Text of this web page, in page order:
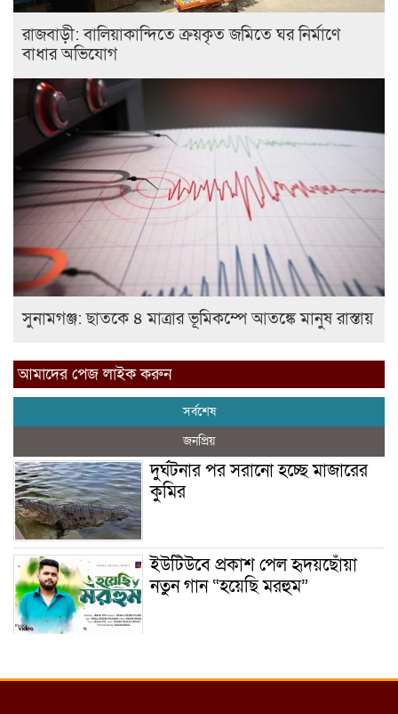
রাজবাড়ী: বালিয়াকান্দিতে ক্রয়কৃত জমিতে ঘর নির্মাণে
বাধার অভিযোগ
সুনামগঞ্জ: ছাতকে ৪ মাত্রার ভূমিকম্পে আতঙ্কে মানুষ রাস্তায়
আমাদের পেজ লাইক করুন
সর্বশেষ
জনপ্রিয়
দুর্ঘটনার পর সরানো হচ্ছে মাজারের
কুমির
ইউটিউবে প্রকাশ পেল হৃদয়ছোঁয়া
নতুন গান “হয়েছি মরহুম”
মরণ নেশা